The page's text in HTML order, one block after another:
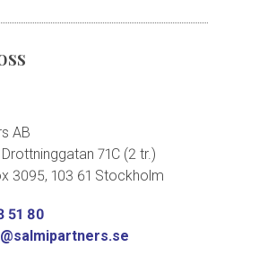
AB
71C (2 tr.)
3095, 103 61 Stockholm
51 80